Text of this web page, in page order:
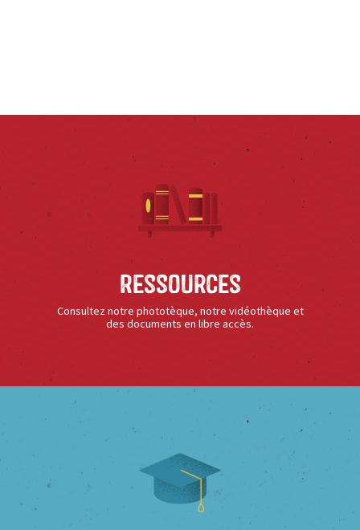
Ressources
Consultez notre phototèque, notre vidéothèque et
des documents en libre accès.